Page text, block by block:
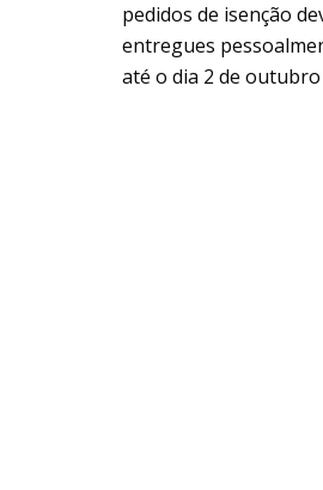
pedidos de isenção
entregues
até o dia 2 de